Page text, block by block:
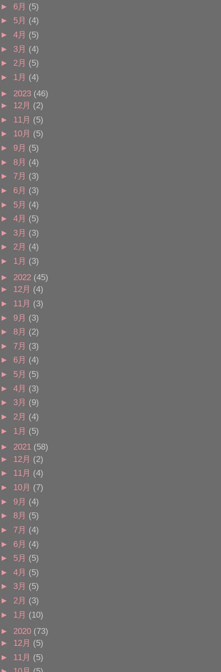
► 6月 (5)
► 5月 (4)
► 4月 (5)
► 3月 (4)
► 2月 (5)
► 1月 (4)
► 2023 (46)
► 12月 (2)
► 11月 (5)
► 10月 (5)
► 9月 (5)
► 8月 (4)
► 7月 (3)
► 6月 (3)
► 5月 (4)
► 4月 (5)
► 3月 (3)
► 2月 (4)
► 1月 (3)
► 2022 (45)
► 12月 (4)
► 11月 (3)
► 9月 (3)
► 8月 (2)
► 7月 (3)
► 6月 (4)
► 5月 (5)
► 4月 (3)
► 3月 (9)
► 2月 (4)
► 1月 (5)
► 2021 (58)
► 12月 (2)
► 11月 (4)
► 10月 (7)
► 9月 (4)
► 8月 (5)
► 7月 (4)
► 6月 (4)
► 5月 (5)
► 4月 (5)
► 3月 (5)
► 2月 (3)
► 1月 (10)
► 2020 (73)
► 12月 (5)
► 11月 (5)